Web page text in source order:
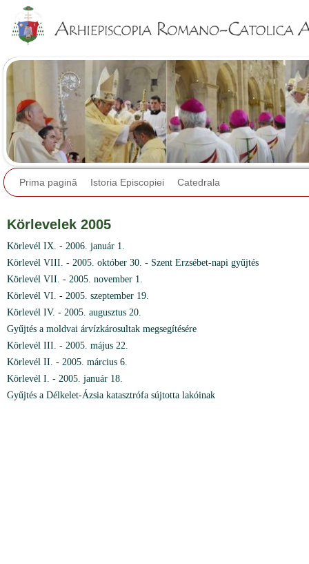
Prima pagină Istoria Episcopiei Catedrala
Körlevelek 2005
Körlevél IX. - 2006. január 1.
Körlevél VIII. - 2005. október 30. - Szent Erzsébet-napi gyűjtés
Körlevél VII. - 2005. november 1.
Körlevél VI. - 2005. szeptember 19.
Körlevél IV. - 2005. augusztus 20.
Gyűjtés a moldvai árvízkárosultak megsegítésére
Körlevél III. - 2005. május 22.
Körlevél II. - 2005. március 6.
Körlevél I. - 2005. január 18.
Gyűjtés a Délkelet-Ázsia katasztrófa sújtotta lakóinak